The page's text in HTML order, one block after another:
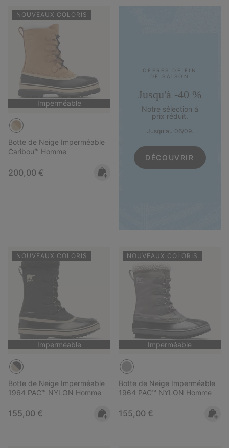
NOUVEAUX COLORIS
Imperméable
Botte de Neige Imperméable
Caribou™ Homme
Regular price:
200,00 €
OFFRES DE FIN
DE SAISON
Jusqu'à -40 %
Notre sélection à
prix réduit.
Jusqu'au 06/09.
DÉCOUVRIR
NOUVEAUX COLORIS
Imperméable
Botte de Neige Imperméable
1964 PAC™ NYLON Homme
Regular price:
155,00 €
NOUVEAUX COLORIS
Imperméable
Botte de Neige Imperméable
1964 PAC™ NYLON Homme
Regular price:
155,00 €